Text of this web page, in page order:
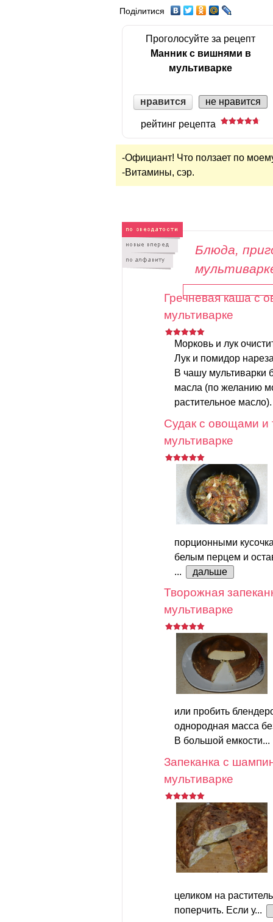
Поділитися
Проголосуйте за рецепт
Манник с вишнями в
мультиварке
нравится не нравится
рейтинг рецепта
-Официант! Что ползает по
-Витамины, сэр.
Блюда,
Гречневая каша с
мультиварке
Морковь и лук
Лук и помидор
В чашу мультиварки
масла (по желанию
растительное
Судак с овощами и
мультиварке
порционными
белым перцем и
...
дальше
Творожная
мультиварке
или пробить
однородная масса
В большой емкости...
Запеканка с
мультиварке
целиком на
поперчить. Если у...